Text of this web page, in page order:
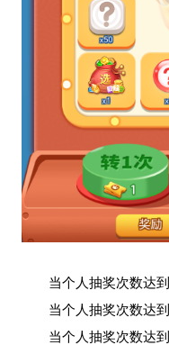
当个人抽奖次数达
当个人抽奖次数达
当个人抽奖次数达